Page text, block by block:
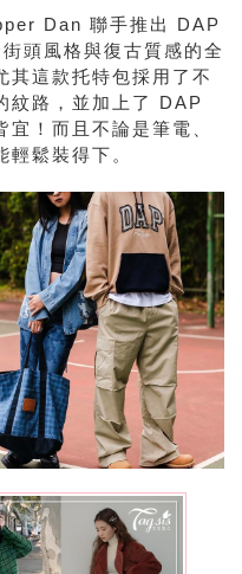
Dan 聯手推出 DAP
頭風格與復古質感的全
其這款托特包採用了不
紋路，並加上了 DAP
！而且不論是筆電、
鬆裝得下。